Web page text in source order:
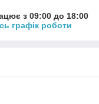
з 09:00 до 18:00
графік роботи